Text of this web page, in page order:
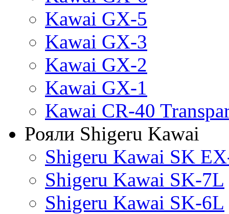
Kawai GX-5
Kawai GX-3
Kawai GX-2
Kawai GX-1
Kawai CR-40
Рояли Shigeru Kawai
Shigeru Kawai SK
Shigeru Kawai SK-7L
Shigeru Kawai SK-6L